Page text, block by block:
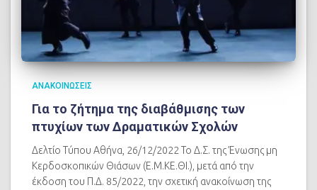
ΑΝΑΚΟΙΝΩΣΕΙΣ
Για το ζήτημα της διαβάθμισης των
πτυχίων των Δραματικών Σχολών
Δελτίο Τύπου Αθήνα, 26/12/2022 Το Δ.Σ. της Ένωσης μη
Κερδοσκοπικών Θιάσων (Ε.Μ.ΚΕ.ΘΙ.), μετά από την
έκδοση του Π.Δ. 85/2022, την σχετική ανακοίνωση της